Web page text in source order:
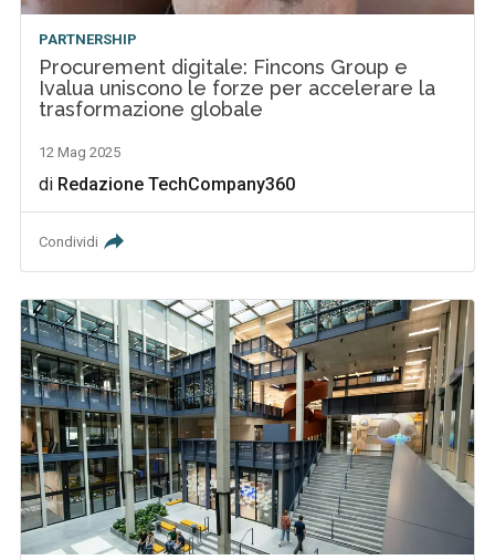
PARTNERSHIP
Procurement digitale: Fincons Group e
Ivalua uniscono le forze per accelerare la
trasformazione globale
12 Mag 2025
di Redazione TechCompany360
Condividi